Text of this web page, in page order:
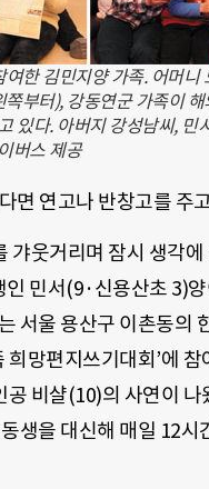
여한 김민지양 가족. 어머
부터), 강동연군 가족이
있다. 아버지 강성남씨, 민
버스 제공
면 연고나 반창고를 주
웃거리며 잠시 생각
민서(9·신용산초 3)
서울 용산구 이촌동의
망편지쓰기대회’에
비샬(10)의 사연이
생을 대신해 매일 12시